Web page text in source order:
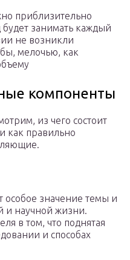
приблизительно
будет занимать каждый
не возникли
бы, мелочью, как
компоненты
из чего состоит
как правильно
особое значение темы и
и научной жизни.
в том, что поднятая
и способах